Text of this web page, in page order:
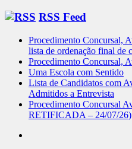
RSS Feed
Procedimento Concursal,
lista de ordenação final de
Procedimento Concursal,
Uma Escola com Sentido
Lista de Candidatos com
Admitidos a Entrevista
Procedimento Concursal
RETIFICADA – 24/07/26)